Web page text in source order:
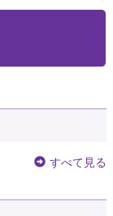
すべて見る